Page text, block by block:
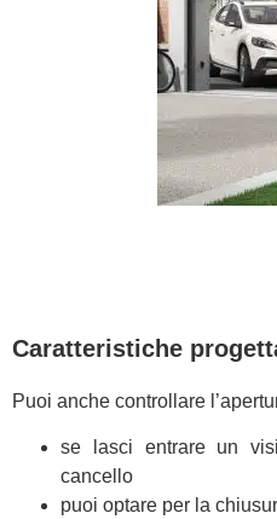
Caratteristiche
Puoi anche controllare
se lasci entrare un
cancello
puoi optare per la